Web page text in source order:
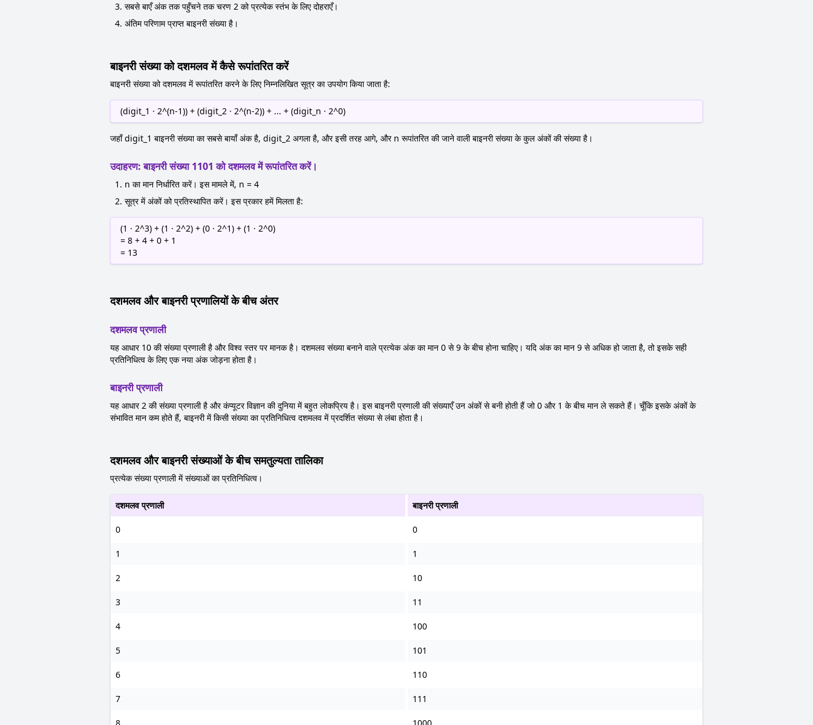
सबसे बाएँ अंक तक पहुँचने तक चरण 2 को प्रत्येक स्तंभ के लिए दोहराएँ।
अंतिम परिणाम प्राप्त बाइनरी संख्या है।
बाइनरी संख्या को दशमलव में कैसे रूपांतरित करें
बाइनरी संख्या को दशमलव में रूपांतरित करने के लिए निम्नलिखित सूत्र का उपयोग किया जाता है:
(digit_1 · 2^(n-1)) + (digit_2 · 2^(n-2)) + ... + (digit_n · 2^0)
जहाँ digit_1 बाइनरी संख्या का सबसे बायाँ अंक है, digit_2 अगला है, और इसी तरह आगे, और n रूपांतरित की जाने वाली बाइनरी संख्या के कुल अंकों की संख्या है।
उदाहरण: बाइनरी संख्या 1101 को दशमलव में रूपांतरित करें।
n का मान निर्धारित करें। इस मामले में, n = 4
सूत्र में अंकों को प्रतिस्थापित करें। इस प्रकार हमें मिलता है:
(1 · 2^3) + (1 · 2^2) + (0 · 2^1) + (1 · 2^0)
= 8 + 4 + 0 + 1
= 13
दशमलव और बाइनरी प्रणालियों के बीच अंतर
दशमलव प्रणाली
यह आधार 10 की संख्या प्रणाली है और विश्व स्तर पर मानक है। दशमलव संख्या बनाने वाले प्रत्येक अंक का मान 0 से 9 के बीच होना चाहिए। यदि अंक का मान 9 से अधिक हो जाता है, तो इसके सही
प्रतिनिधित्व के लिए एक नया अंक जोड़ना होता है।
बाइनरी प्रणाली
यह आधार 2 की संख्या प्रणाली है और कंप्यूटर विज्ञान की दुनिया में बहुत लोकप्रिय है। इस बाइनरी प्रणाली की संख्याएँ उन अंकों से बनी होती हैं जो 0 और 1 के बीच मान ले सकते हैं। चूँकि इसके अंकों के
संभावित मान कम होते हैं, बाइनरी में किसी संख्या का प्रतिनिधित्व दशमलव में प्रदर्शित संख्या से लंबा होता है।
दशमलव और बाइनरी संख्याओं के बीच समतुल्यता तालिका
प्रत्येक संख्या प्रणाली में संख्याओं का प्रतिनिधित्व।
दशमलव प्रणाली बाइनरी प्रणाली
0 0
1 1
2 10
3 11
4 100
5 101
6 110
7 111